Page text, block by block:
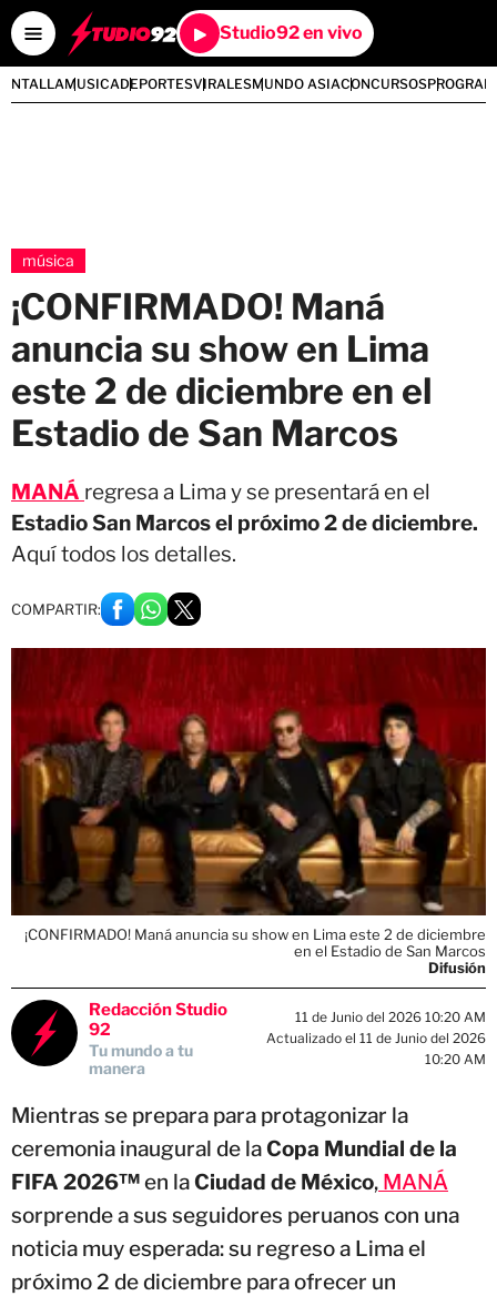
Studio92 en vivo
MUSICADEPORTESVIRALESMUNDO ASIACONCURSOS
música
¡CONFIRMADO! Maná
anuncia su show en Lima
este 2 de diciembre en el
Estadio de San Marcos
MANÁ regresa a Lima y se presentará en el
Estadio San Marcos el próximo 2 de diciembre.
Aquí todos los detalles.
COMPARTIR:
¡CONFIRMADO! Maná anuncia su show en Lima este 2 de diciembre
en el Estadio de San Marcos
Difusión
Redacción Studio
92
Tu mundo a tu
manera
11 de Junio del 2026 10:20 AM
Actualizado el 11 de Junio del 2026
10:20 AM
Mientras se prepara para protagonizar la
ceremonia inaugural de laCopa Mundial de la
FIFA 2026™en laCiudad de México, MANÁ
sorprende a sus seguidores peruanos con una
noticia muy esperada: su regreso a Lima el
próximo 2 de diciembre para ofrecer un